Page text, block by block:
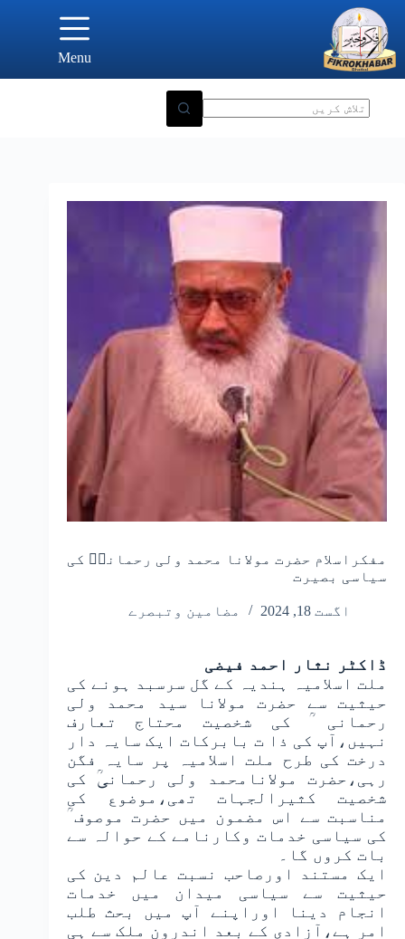
content
Menu
مفکراسلام حضرت مولانا محمد ولی رحمانیؒ کی
سیاسی بصیرت
اگست 18, 2024 مضامین وتبصرے
ڈاکٹر نثار احمد فیضی
ملت اسلامیہ ہندیہ کے گل سرسبد ہونے کی
حیثیت سے حضرت مولانا سید محمد ولی
رحمانی ؒ کی شخصیت محتاج تعارف
نہیں،آپ کی ذا ت بابرکات ایک سایہ دار
درخت کی طرح ملت اسلامیہ پر سایہ فگن
رہی،حضرت مولانامحمد ولی رحمانیؒ کی
شخصیت کثیرالجہات تھی،موضوع کی
مناسبت سے اس مضمون میں حضرت موصوف ؒ
کی سیاسی خدمات وکارنامے کے حوالہ سے
بات کروں گا۔
ایک مستند اورصاحب نسبت عالم دین کی
حیثیت سے سیاسی میدان میں خدمات
انجام دینا اوراپنے آپ میں بحث طلب
امر ہے،آزادی کے بعد اندرون ملک سے ہی